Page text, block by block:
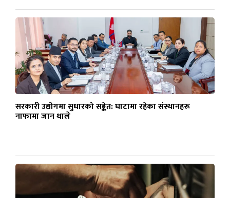
सरकारी उद्योगमा सुधारको सङ्केत: घाटामा रहेका संस्थानहरू
नाफामा जान थाले